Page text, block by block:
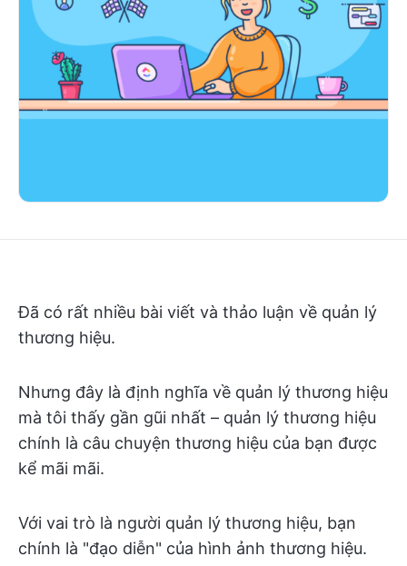
Đã có rất nhiều bài viết và thảo luận về quản lý
thương hiệu.
Nhưng đây là định nghĩa về quản lý thương hiệu
mà tôi thấy gần gũi nhất – quản lý thương hiệu
chính là câu chuyện thương hiệu của bạn được
kể mãi mãi.
Với vai trò là người quản lý thương hiệu, bạn
chính là "đạo diễn" của hình ảnh thương hiệu.